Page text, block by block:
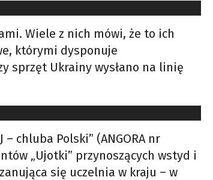
Wiele z nich mówi, że to ich
którymi dysponuje
sprzęt Ukrainy wysłano na linię
chluba Polski” (ANGORA nr
„Ujotki” przynoszących wstyd i
się uczelnia w kraju – w